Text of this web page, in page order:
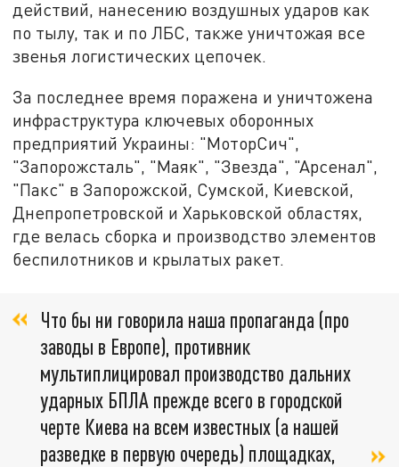
действий, нанесению воздушных ударов как
по тылу, так и по ЛБС, также уничтожая все
звенья логистических цепочек.
За последнее время поражена и уничтожена
инфраструктура ключевых оборонных
предприятий Украины: "МоторСич",
"Запорожсталь", "Маяк", "Звезда", "Арсенал",
"Пакс" в Запорожской, Сумской, Киевской,
Днепропетровской и Харьковской областях,
где велась сборка и производство элементов
беспилотников и крылатых ракет.
Что бы ни говорила наша пропаганда (про
заводы в Европе), противник
мультиплицировал производство дальних
ударных БПЛА прежде всего в городской
черте Киева на всем известных (а нашей
разведке в первую очередь) площадках,